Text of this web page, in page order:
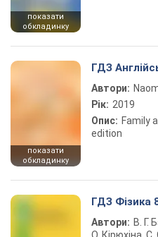
показати
обкладинку
показати
обкладинку
ГДЗ
Автори:
Рік: 2019
Опис: Family
edition
ГДЗ Фізика
Автори: В. Г.